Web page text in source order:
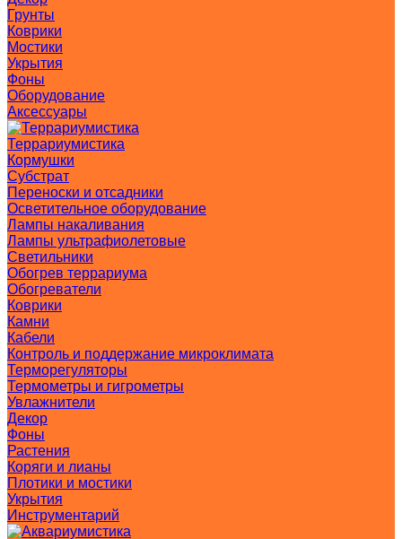
Грунты
Коврики
Мостики
Укрытия
Фоны
Оборудование
Аксессуары
Террариумистика
Кормушки
Субстрат
Переноски и отсадники
Осветительное оборудование
Лампы накаливания
Лампы ультрафиолетовые
Светильники
Обогрев террариума
Обогреватели
Коврики
Камни
Кабели
Контроль и поддержание микроклимата
Терморегуляторы
Термометры и гигрометры
Увлажнители
Декор
Фоны
Растения
Коряги и лианы
Плотики и мостики
Укрытия
Инструментарий